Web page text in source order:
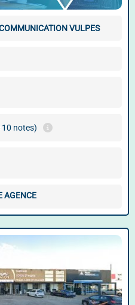
VULPES
10 notes)
AGENCE